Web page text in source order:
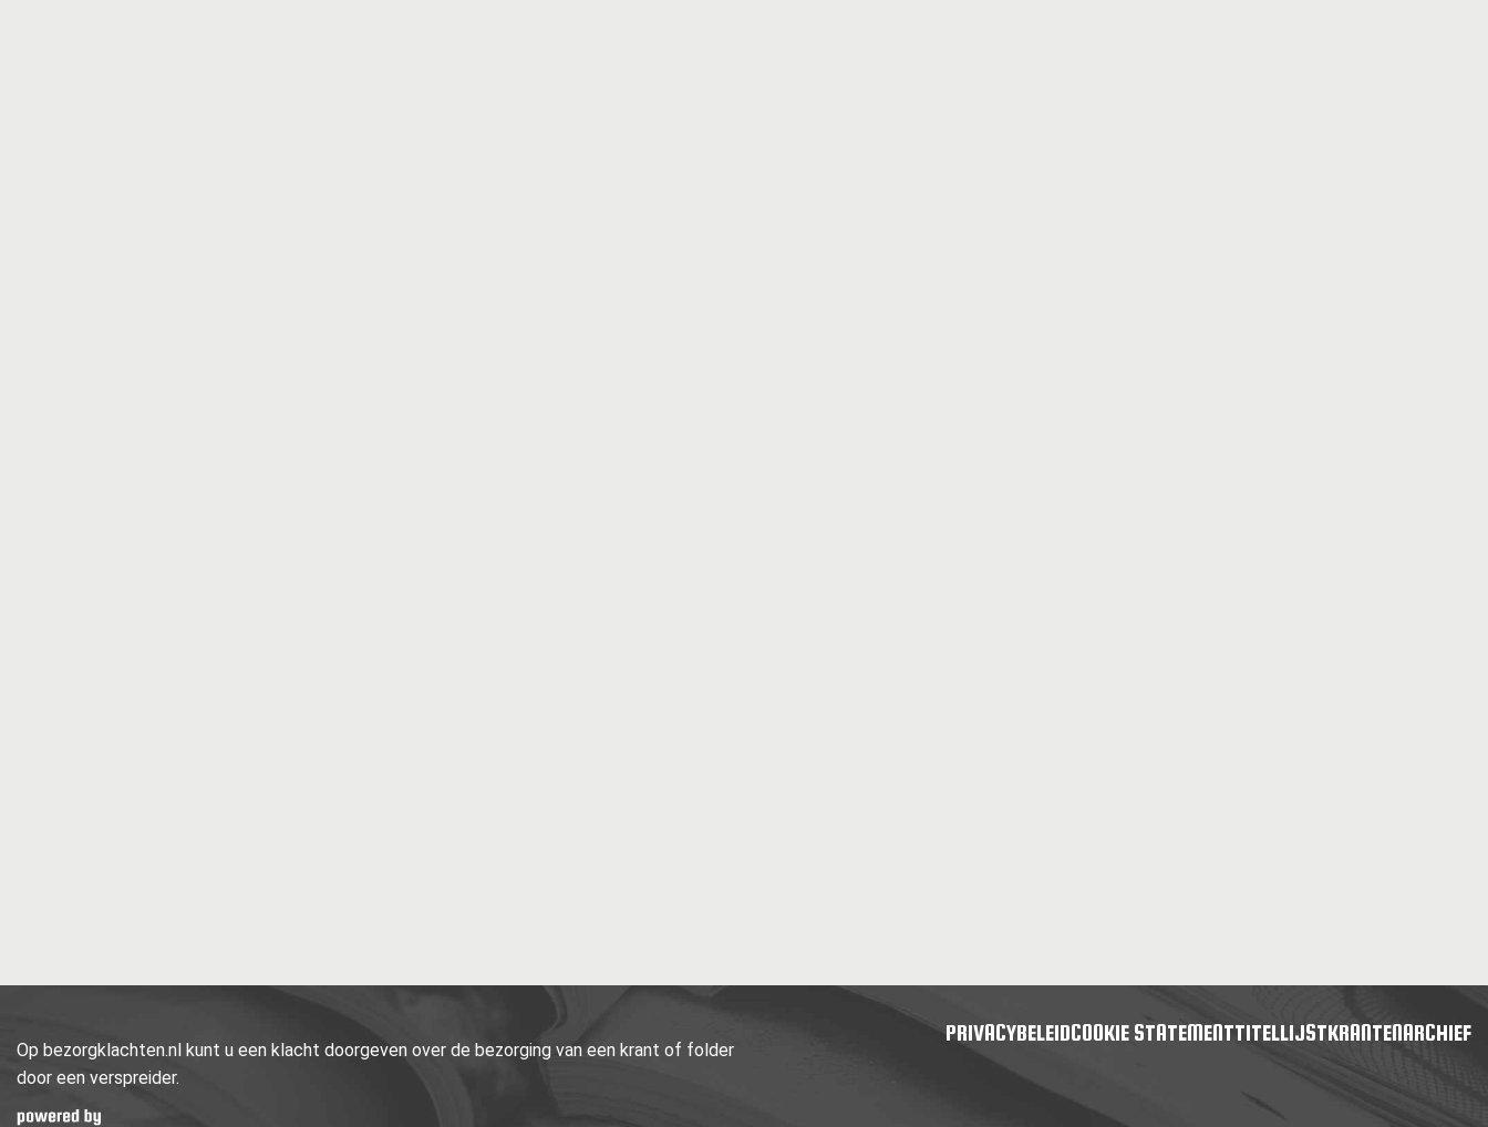
Op bezorgklachten.nl kunt u een klacht doorgeven over de bezorging van een krant of folder
door een verspreider.
PRIVACYBELEIDCOOKIE STATEMENTTITELLIJSTKRANTENARCHIEF